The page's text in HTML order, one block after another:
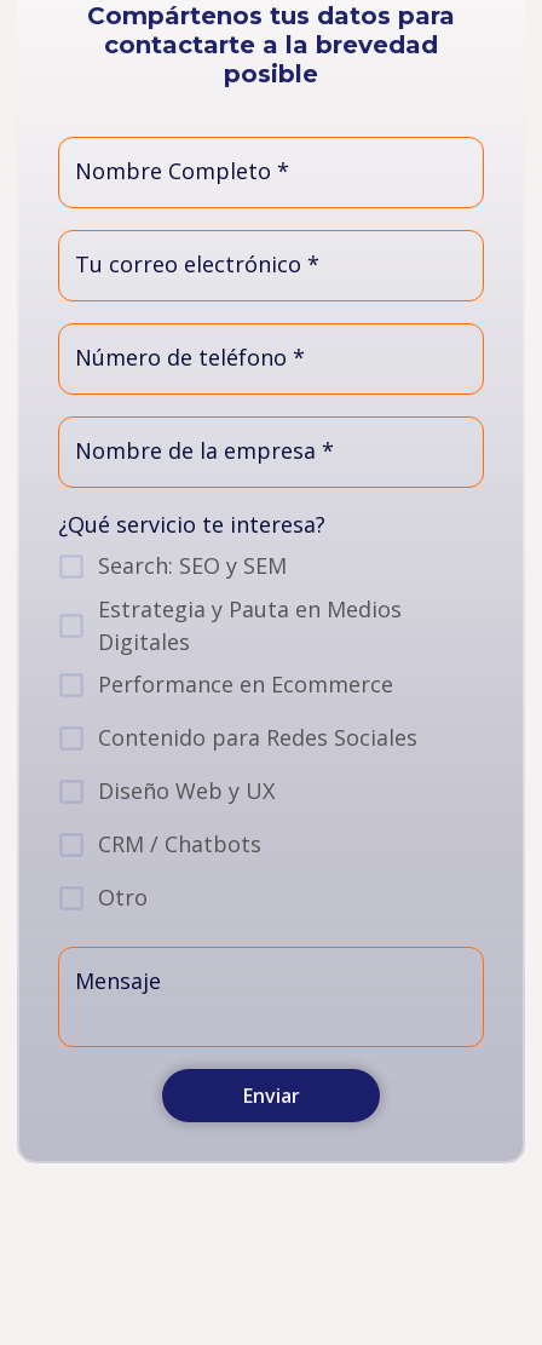
Compártenos tus datos para
contactarte a la brevedad
posible
Nombre Completo *
Tu correo electrónico *
Número de teléfono *
Nombre de la empresa *
¿Qué servicio te interesa?
Search: SEO y SEM
Estrategia y Pauta en Medios
Digitales
Performance en Ecommerce
Contenido para Redes Sociales
Diseño Web y UX
CRM / Chatbots
Otro
Mensaje
Enviar